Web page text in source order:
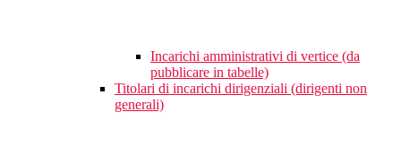
Incarichi amministrativi di vertice (da
pubblicare in tabelle)
Titolari di incarichi dirigenziali (dirigenti non
generali)